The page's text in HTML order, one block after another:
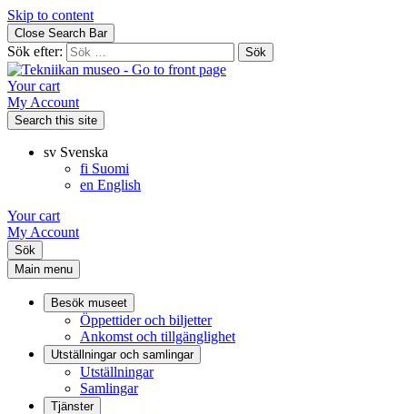
Skip to content
Close Search Bar
Sök efter:
Your cart
My Account
Search this site
sv Svenska
fi Suomi
en English
Your cart
My Account
Sök
Main menu
Besök museet
Öppettider och biljetter
Ankomst och tillgänglighet
Utställningar och samlingar
Utställningar
Samlingar
Tjänster